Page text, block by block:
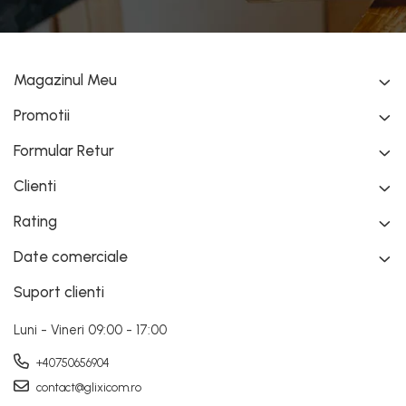
folie de protectie si partea autoadezivaadeziva.
Oglinzile acrilice pot fi lipite oriunde in locuinta
gresie, faianta sau chiar si metal, cu o curatare in
Magazinul Meu
Promotii
Formular Retur
Clienti
Rating
Date comerciale
Suport clienti
Luni - Vineri 09:00 - 17:00
+40750656904
contact@glixicom.ro